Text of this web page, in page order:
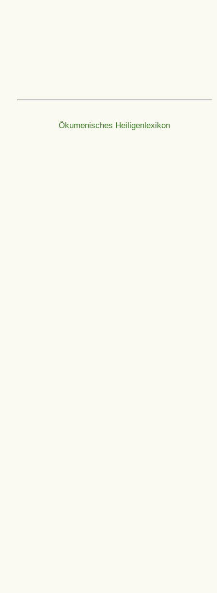
Ökumenisches Heiligenlexikon